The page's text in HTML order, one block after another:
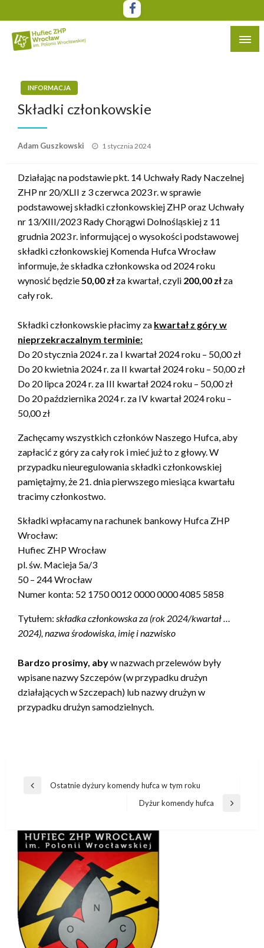
do
treści
Wrocławskiej
INFORMACJA
Składki członkowskie
Adam Guszkowski
Opublikowane
1 stycznia 2024
Działając na podstawie pkt. 14 Uchwały Rady Naczelnej
ZHP nr 20/XLII z 3 czerwca 2023 r. w sprawie
podstawowej składki członkowskiej ZHP oraz Uchwały
nr 13/XIII/2023 Rady Chorągwi Dolnośląskiej z 11
grudnia 2023 r. informującej o wysokości podstawowej
składki członkowskiej Komenda Hufca Wrocław
informuje, że składka członkowska od 2024 roku
wynosić będzie50,00 zł za kwartał, czyli 200,00 zł za
cały rok.
Składki członkowskie płacimy za kwartał z góry w
nieprzekraczalnym terminie:
Do 20 stycznia 2024 r. za I kwartał 2024 roku – 50,00 zł
Do 20 kwietnia 2024 r. za II kwartał 2024 roku – 50,00 zł
Do 20 lipca 2024 r. za III kwartał 2024 roku – 50,00 zł
Do 20 października 2024 r. za IV kwartał 2024 roku –
50,00 zł
Zachęcamy wszystkich członków Naszego Hufca, aby
zapłacić z góry za cały rok i mieć już to z głowy. W
przypadku nieuregulowania składki członkowskiej
pamiętajmy, że 21. dnia pierwszego miesiąca kwartału
tracimy członkostwo.
Składki wpłacamy na rachunek bankowy Hufca ZHP
Wrocław:
Hufiec ZHP Wrocław
pl. św. Macieja 5a/3
50 – 244 Wrocław
Numer konta: 52 1750 0012 0000 0000 4085 5858
Tytułem: składka członkowska za (rok 2024/kwartał …
2024), nazwa środowiska, imię i nazwisko
Bardzo prosimy, abyw nazwach przelewów były
wpisane nazwy Szczepów (w przypadku drużyn
działających w Szczepach) lub nazwy drużyn w
przypadku drużyn samodzielnych.
Nawigacja
PoprzedniOstatnie dyżury komendy hufca w tym roku
Następny
Dyżur komendy hufca